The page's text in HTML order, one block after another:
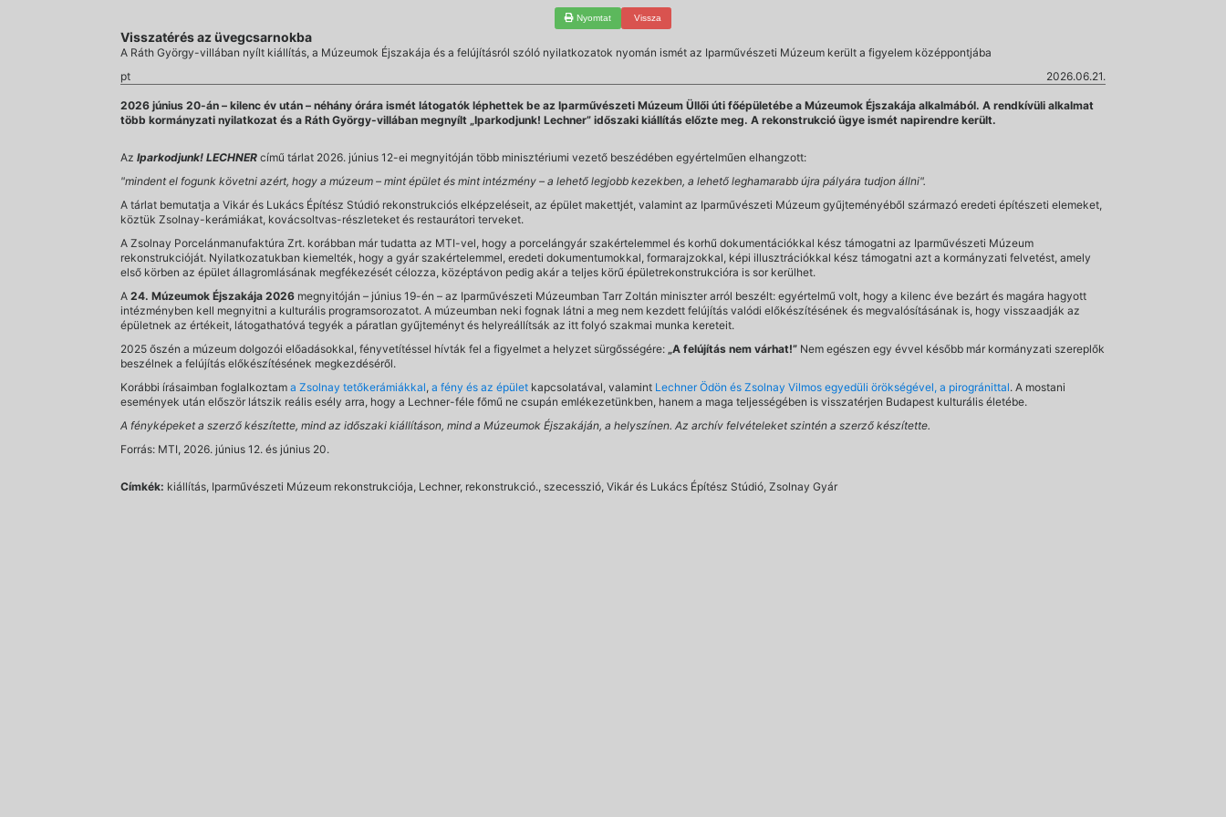
Nyomtat Vissza
Visszatérés az üvegcsarnokba
A Ráth György-villában nyílt kiállítás, a Múzeumok Éjszakája és a felújításról szóló nyilatkozatok nyomán ismét az Iparművészeti Múzeum került a figyelem középpontjába
pt
2026.06.21.
2026 június 20-án – kilenc év után – néhány órára ismét látogatók léphettek be az Iparművészeti Múzeum Üllői úti főépületébe a Múzeumok Éjszakája alkalmából. A rendkívüli alkalmat
több kormányzati nyilatkozat és a Ráth György-villában megnyílt „Iparkodjunk! Lechner” időszaki kiállítás előzte meg. A rekonstrukció ügye ismét napirendre került.
Az Iparkodjunk! LECHNER című tárlat 2026. június 12-ei megnyitóján több minisztériumi vezető beszédében egyértelműen elhangzott:
"mindent el fogunk követni azért, hogy a múzeum – mint épület és mint intézmény – a lehető legjobb kezekben, a lehető leghamarabb újra pályára tudjon állni".
A tárlat bemutatja a Vikár és Lukács Építész Stúdió rekonstrukciós elképzeléseit, az épület makettjét, valamint az Iparművészeti Múzeum gyűjteményéből származó eredeti építészeti elemeket,
köztük Zsolnay-kerámiákat, kovácsoltvas-részleteket és restaurátori terveket.
A Zsolnay Porcelánmanufaktúra Zrt. korábban már tudatta az MTI-vel, hogy a porcelángyár szakértelemmel és korhű dokumentációkkal kész támogatni az Iparművészeti Múzeum
rekonstrukcióját. Nyilatkozatukban kiemelték, hogy a gyár szakértelemmel, eredeti dokumentumokkal, formarajzokkal, képi illusztrációkkal kész támogatni azt a kormányzati felvetést, amely
első körben az épület állagromlásának megfékezését célozza, középtávon pedig akár a teljes körű épületrekonstrukcióra is sor kerülhet.
A 24. Múzeumok Éjszakája 2026 megnyitóján – június 19-én – az Iparművészeti Múzeumban Tarr Zoltán miniszter arról beszélt: egyértelmű volt, hogy a kilenc éve bezárt és magára hagyott
intézményben kell megnyitni a kulturális programsorozatot. A múzeumban neki fognak látni a meg nem kezdett felújítás valódi előkészítésének és megvalósításának is, hogy visszaadják az
épületnek az értékeit, látogathatóvá tegyék a páratlan gyűjteményt és helyreállítsák az itt folyó szakmai munka kereteit.
2025 őszén a múzeum dolgozói előadásokkal, fényvetítéssel hívták fel a figyelmet a helyzet sürgősségére: „A felújítás nem várhat!” Nem egészen egy évvel később már kormányzati szereplők
beszélnek a felújítás előkészítésének megkezdéséről.
Korábbi írásaimban foglalkoztam a Zsolnay tetőkerámiákkal, a fény és az épület kapcsolatával, valamint Lechner Ödön és Zsolnay Vilmos egyedüli örökségével, a pirogránittal. A mostani
események után először látszik reális esély arra, hogy a Lechner-féle főmű ne csupán emlékezetünkben, hanem a maga teljességében is visszatérjen Budapest kulturális életébe.
A fényképeket a szerző készítette, mind az időszaki kiállításon, mind a Múzeumok Éjszakáján, a helyszínen. Az archív felvételeket szintén a szerző készítette.
Forrás: MTI, 2026. június 12. és június 20.
Címkék: kiállítás, Iparművészeti Múzeum rekonstrukciója, Lechner, rekonstrukció., szecesszió, Vikár és Lukács Építész Stúdió, Zsolnay Gyár